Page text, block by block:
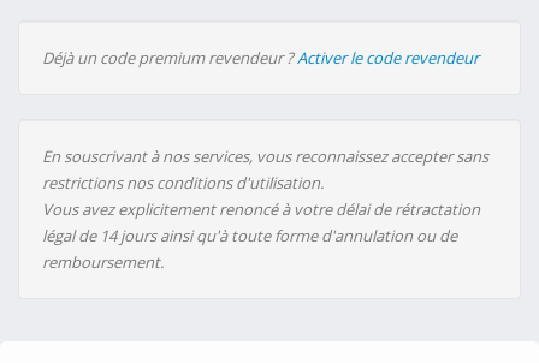
Déjà un code premium revendeur ?Activer le code revendeur
En souscrivant à nos services, vous reconnaissez accepter sans
restrictions nos conditions d'utilisation.
Vous avez explicitement renoncé à votre délai de rétractation
légal de 14 jours ainsi qu'à toute forme d'annulation ou de
remboursement.